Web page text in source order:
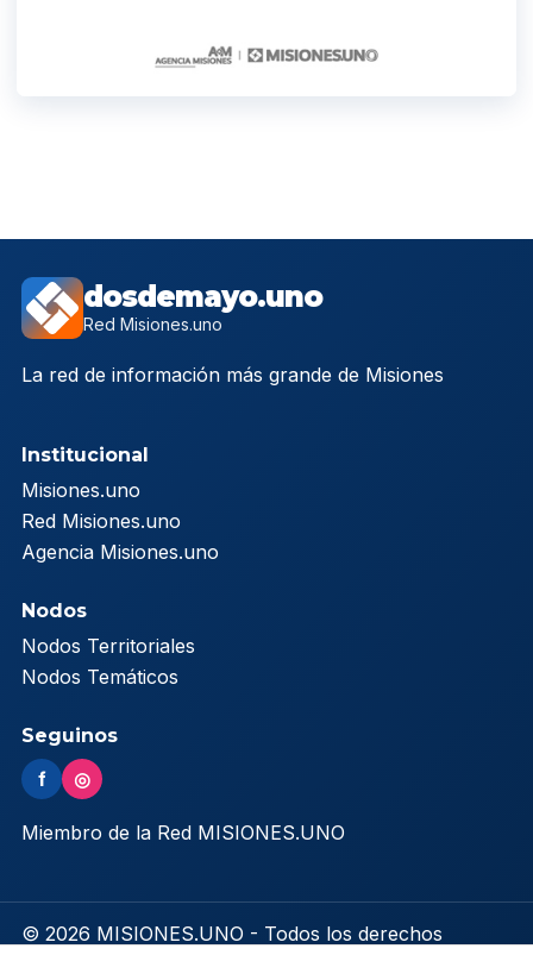
dosdemayo.uno
Red Misiones.uno
La red de información más grande de Misiones
Institucional
Misiones.uno
Red Misiones.uno
Agencia Misiones.uno
Nodos
Nodos Territoriales
Nodos Temáticos
Seguinos
f ◎
Miembro de la Red MISIONES.UNO
© 2026 MISIONES.UNO - Todos los derechos